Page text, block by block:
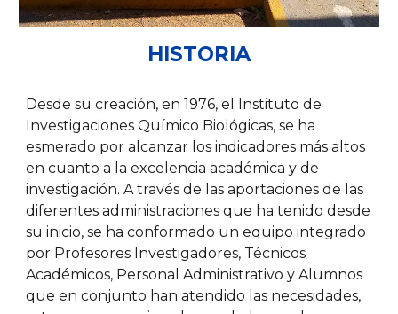
HISTORIA
Desde su creación, en 1976, el Instituto de
Investigaciones Químico Biológicas, se ha
esmerado por alcanzar los indicadores más altos
en cuanto a la excelencia académica y de
investigación. A través de las aportaciones de las
diferentes administraciones que ha tenido desde
su inicio, se ha conformado un equipo integrado
por Profesores Investigadores, Técnicos
Académicos, Personal Administrativo y Alumnos
que en conjunto han atendido las necesidades,